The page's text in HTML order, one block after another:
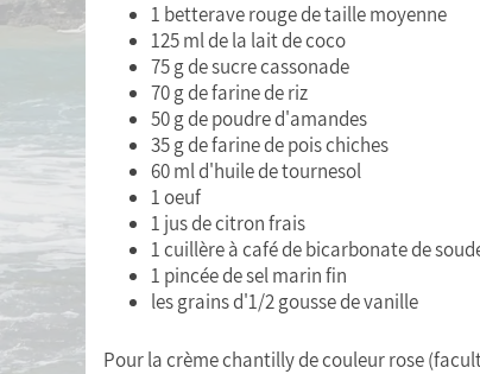
1 betterave rouge de taille moyenne
125 ml de la lait de coco
75 g de sucre cassonade
70 g de farine de riz
50 g de poudre d'amandes
35 g de farine de pois chiches
60 ml d'huile de tournesol
1 oeuf
1 jus de citron frais
1 cuillère à café de bicarbonate de
1 pincée de sel marin fin
les grains d'1/2 gousse de vanille
Pour la crème chantilly de couleur rose